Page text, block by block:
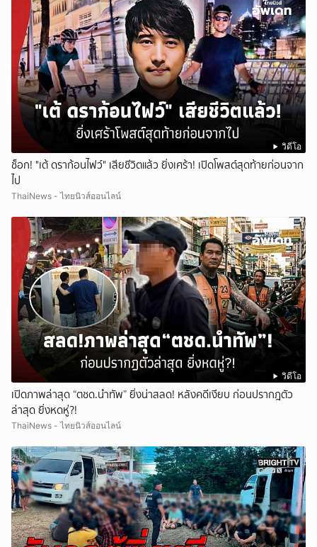
วิดีโอ
ช็อก! "เต้ ดราก้อนไฟว์" เสียชีวิตแล้ว ยิ่งเศร้า! เปิดโพสต์สุดท้ายก่อนจาก
ไป
ThaiNews - ไทยนิวส์ออนไลน์
วิดีโอ
เปิดภาพล่าสุด “ตชด.นำทัพ” ยิ่งน่าสลด! หลังคดีเงียบ ก่อนปรากฎตัว
ล่าสุด ยิ่งหดหู่?!
ThaiNews - ไทยนิวส์ออนไลน์